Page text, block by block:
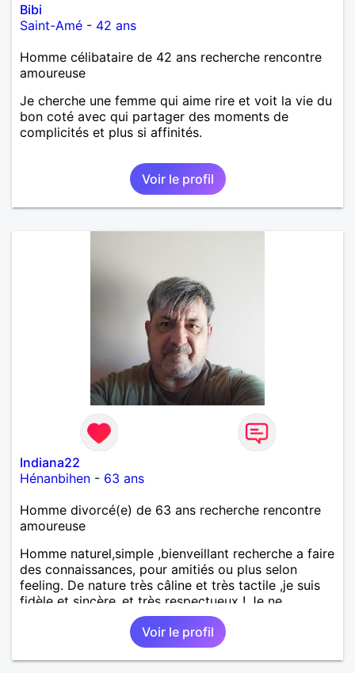
Bibi
Saint-Amé - 42 ans
Homme célibataire de 42 ans recherche rencontre
amoureuse
Je cherche une femme qui aime rire et voit la vie du
bon coté avec qui partager des moments de
complicités et plus si affinités.
Voir le profil
Indiana22
Hénanbihen - 63 ans
Homme divorcé(e) de 63 ans recherche rencontre
amoureuse
Homme naturel,simple ,bienveillant recherche a faire
des connaissances, pour amitiés ou plus selon
feeling. De nature très câline et très tactile ,je suis
fidèle et sincère.,et très respectueux ! Je ne
supporte pas le mensonge.Rien ne vaut une vraie
rencontre,pour échanger en toute simplicité,j'ai du
mal à prolonger des échanges virtuels Je suis plutôt
attiré par des femmes ayant la cinquantaine ,belles
Voir le profil